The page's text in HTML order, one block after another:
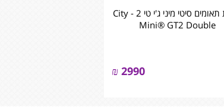
עגלת תאומים סיטי מיני ג'י טי 2 - City
Mini® GT2 Double
2990
₪